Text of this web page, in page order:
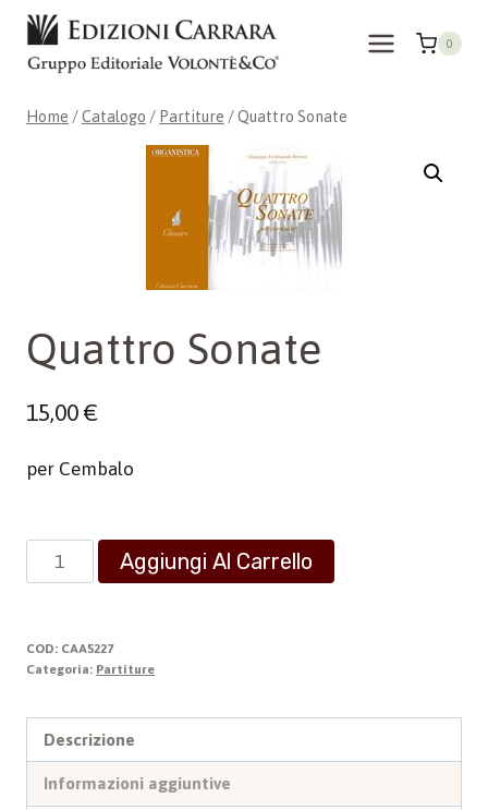
Salta
contenuto
0
Home /Catalogo / Partiture /Quattro Sonate
Quattro Sonate
15,00€
per Cembalo
Quattro
Sonate
Aggiungi Al Carrello
COD: CAA5227
Categoria: Partiture
Descrizione
Informazioni aggiuntive